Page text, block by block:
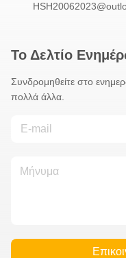
Το Δελτίο
Συνδρομηθείτε στο
πολλά άλλα.